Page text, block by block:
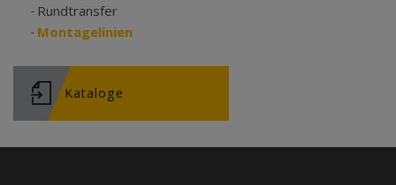
Rundtransfer
Montagelinien
Kataloge